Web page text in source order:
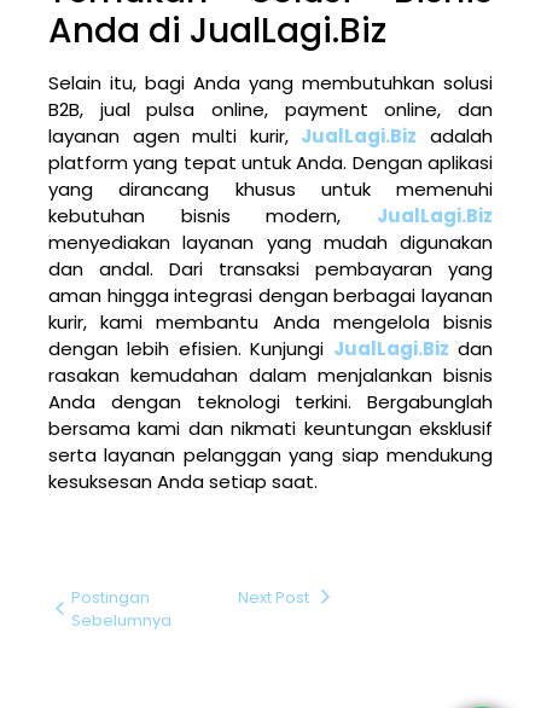
Anda di JualLagi.Biz
Selain itu, bagi Anda yang membutuhkan solusi
B2B, jual pulsa online, payment online, dan
layanan agen multi kurir, JualLagi.Biz adalah
platform yang tepat untuk Anda. Dengan aplikasi
yang dirancang khusus untuk memenuhi
kebutuhan bisnis modern, JualLagi.Biz
menyediakan layanan yang mudah digunakan
dan andal. Dari transaksi pembayaran yang
aman hingga integrasi dengan berbagai layanan
kurir, kami membantu Anda mengelola bisnis
dengan lebih efisien. Kunjungi JualLagi.Biz dan
rasakan kemudahan dalam menjalankan bisnis
Anda dengan teknologi terkini. Bergabunglah
bersama kami dan nikmati keuntungan eksklusif
serta layanan pelanggan yang siap mendukung
kesuksesan Anda setiap saat.
Postingan
Sebelumnya
Next Post